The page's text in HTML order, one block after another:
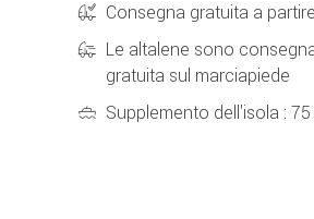
Consegna gratuita a
Le altalene sono
gratuita sul marciapiede
Supplemento dell'isola : 75